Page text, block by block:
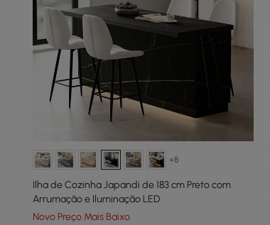
+8
Ilha de Cozinha Japandi de 183 cm Preto com
Arrumação e Iluminação LED
Novo Preço Mais Baixo